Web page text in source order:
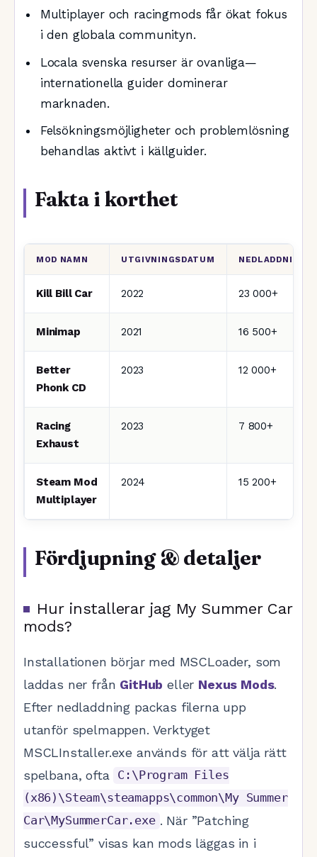
Multiplayer och racingmods får ökat fokus
i den globala communityn.
Locala svenska resurser är ovanliga—
internationella guider dominerar
marknaden.
Felsökningsmöjligheter och problemlösning
behandlas aktivt i källguider.
Fakta i korthet
MOD NAMN UTGIVNINGSDATUM
Kill Bill Car 2022 23 000+
Minimap 2021 16 500+
Better
Phonk CD
2023 12 000+
Racing
Exhaust
2023 7 800+
Steam Mod
Multiplayer
2024 15 200+
Fördjupning & detaljer
Hur installerar jag My Summer Car
mods?
Installationen börjar med MSCLoader, som
laddas ner från GitHub eller Nexus Mods.
Efter nedladdning packas filerna upp
utanför spelmappen. Verktyget
MSCLInstaller.exe används för att välja rätt
spelbana, ofta
C:\Program Files
(x86)\Steam\steamapps\common\My Summer
Car\MySummerCar.exe . När ”Patching
successful” visas kan mods läggas in i